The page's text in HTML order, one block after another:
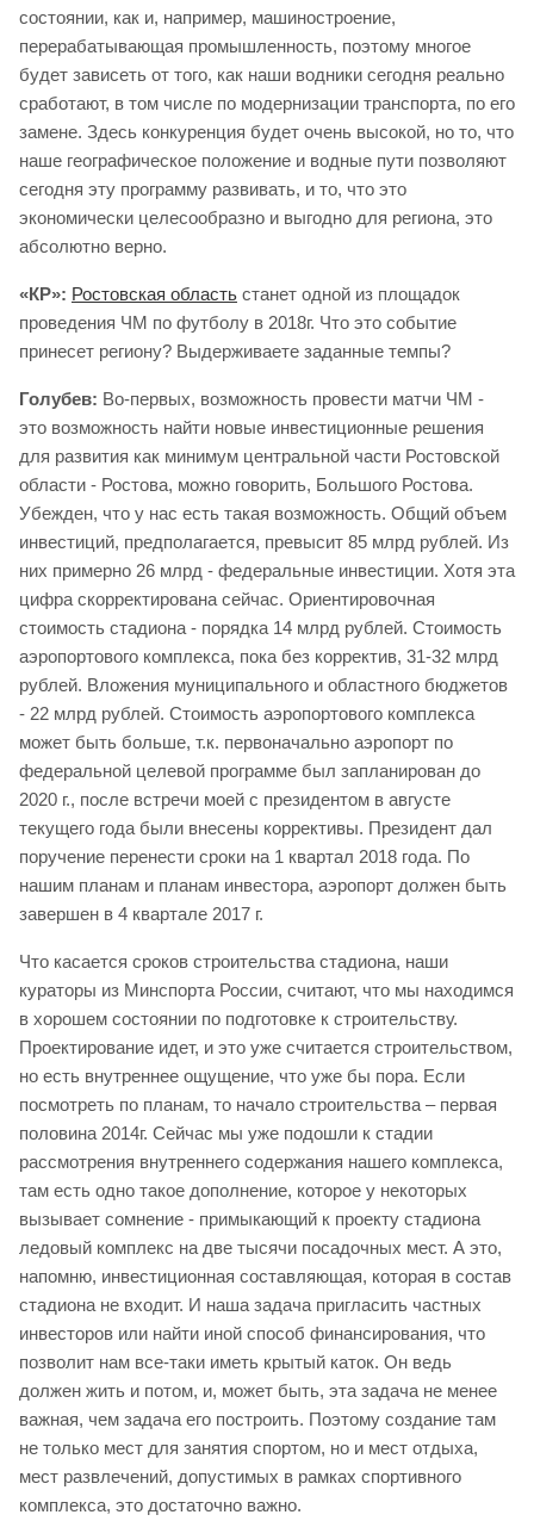
состоянии, как и, например, машиностроение,
перерабатывающая промышленность, поэтому многое
будет зависеть от того, как наши водники сегодня реально
сработают, в том числе по модернизации транспорта, по его
замене. Здесь конкуренция будет очень высокой, но то, что
наше географическое положение и водные пути позволяют
сегодня эту программу развивать, и то, что это
экономически целесообразно и выгодно для региона, это
абсолютно верно.
«КР»: Ростовская область станет одной из площадок
проведения ЧМ по футболу в 2018г. Что это событие
принесет региону? Выдерживаете заданные темпы?
Голубев: Во-первых, возможность провести матчи ЧМ -
это возможность найти новые инвестиционные решения
для развития как минимум центральной части Ростовской
области - Ростова, можно говорить, Большого Ростова.
Убежден, что у нас есть такая возможность. Общий объем
инвестиций, предполагается, превысит 85 млрд рублей. Из
них примерно 26 млрд - федеральные инвестиции. Хотя эта
цифра скорректирована сейчас. Ориентировочная
стоимость стадиона - порядка 14 млрд рублей. Стоимость
аэропортового комплекса, пока без корректив, 31-32 млрд
рублей. Вложения муниципального и областного бюджетов
- 22 млрд рублей. Стоимость аэропортового комплекса
может быть больше, т.к. первоначально аэропорт по
федеральной целевой программе был запланирован до
2020 г., после встречи моей с президентом в августе
текущего года были внесены коррективы. Президент дал
поручение перенести сроки на 1 квартал 2018 года. По
нашим планам и планам инвестора, аэропорт должен быть
завершен в 4 квартале 2017 г.
Что касается сроков строительства стадиона, наши
кураторы из Минспорта России, считают, что мы находимся
в хорошем состоянии по подготовке к строительству.
Проектирование идет, и это уже считается строительством,
но есть внутреннее ощущение, что уже бы пора. Если
посмотреть по планам, то начало строительства – первая
половина 2014г. Сейчас мы уже подошли к стадии
рассмотрения внутреннего содержания нашего комплекса,
там есть одно такое дополнение, которое у некоторых
вызывает сомнение - примыкающий к проекту стадиона
ледовый комплекс на две тысячи посадочных мест. А это,
напомню, инвестиционная составляющая, которая в состав
стадиона не входит. И наша задача пригласить частных
инвесторов или найти иной способ финансирования, что
позволит нам все-таки иметь крытый каток. Он ведь
должен жить и потом, и, может быть, эта задача не менее
важная, чем задача его построить. Поэтому создание там
не только мест для занятия спортом, но и мест отдыха,
мест развлечений, допустимых в рамках спортивного
комплекса, это достаточно важно.